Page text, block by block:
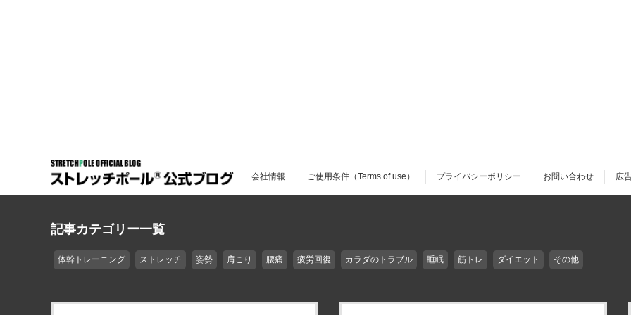
会社情報 ご使用条件（Terms of use） プライバシーポリシー お問い合わせ 広
記事カテゴリー一覧
体幹トレーニング ストレッチ 姿勢 肩こり 腰痛 疲労回復 カラダのトラブル 睡眠 筋トレ ダイエット その他